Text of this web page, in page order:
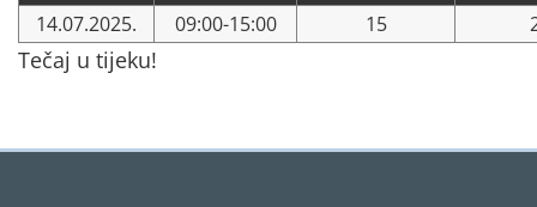
14.07.2025. 09:00-15:00 15
Tečaj u tijeku!